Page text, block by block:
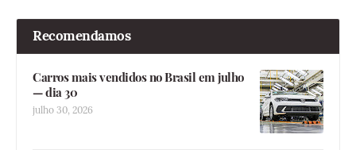
Recomendamos
Carros mais vendidos no Brasil em julho
— dia 30
julho 30, 2026